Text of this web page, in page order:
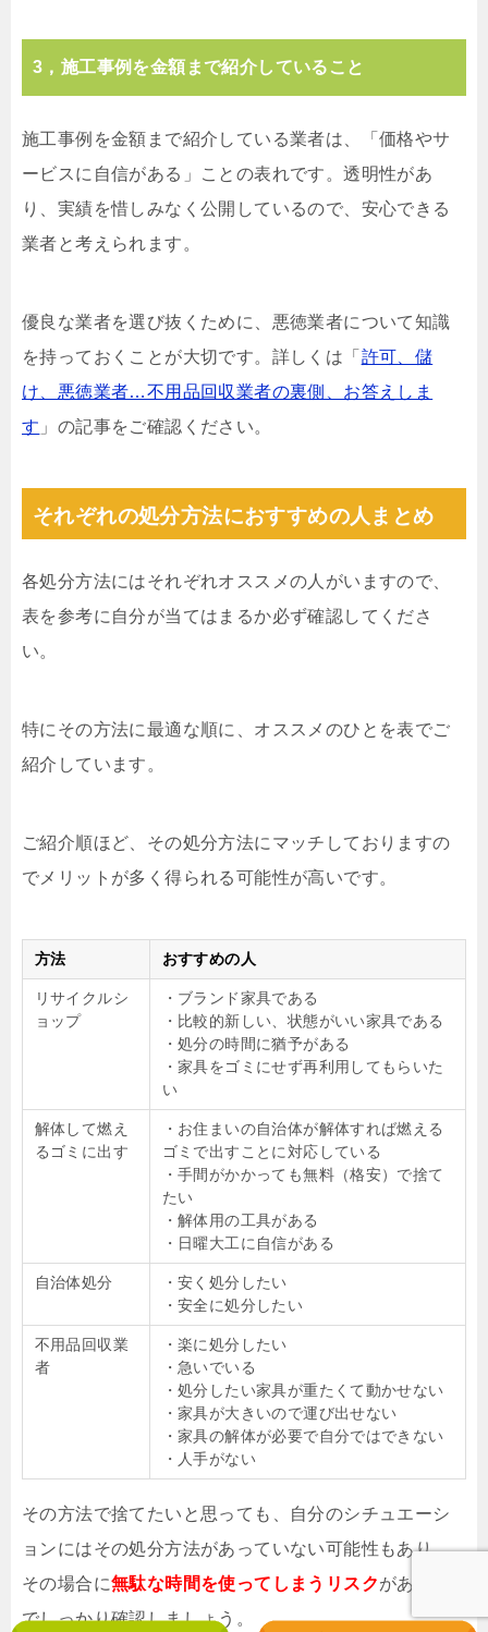
3，施工事例を金額まで紹介していること
施工事例を金額まで紹介している業者は、「価格やサ
ービスに自信がある」ことの表れです。透明性があ
り、実績を惜しみなく公開しているので、安心できる
業者と考えられます。
優良な業者を選び抜くために、悪徳業者について知識
を持っておくことが大切です。詳しくは「 許可、儲
け、悪徳業者…不用品回収業者の裏側、お答えしま
す 」の記事をご確認ください。
それぞれの処分方法におすすめの人まとめ
各処分方法にはそれぞれオススメの人がいますので、
表を参考に自分が当てはまるか必ず確認してくださ
い。
特にその方法に最適な順に、オススメのひとを表でご
紹介しています。
ご紹介順ほど、その処分方法にマッチしておりますの
でメリットが多く得られる可能性が高いです。
方法 おすすめの人
リサイクルシ
ョップ
・ブランド家具である
・比較的新しい、状態がいい家具である
・処分の時間に猶予がある
・家具をゴミにせず再利用してもらいた
い
解体して燃え
るゴミに出す
・お住まいの自治体が解体すれば燃える
ゴミで出すことに対応している
・手間がかかっても無料（格安）で捨て
たい
・解体用の工具がある
・日曜大工に自信がある
自治体処分
・安く処分したい
・安全に処分したい
不用品回収業
者
・楽に処分したい
・急いでいる
・処分したい家具が重たくて動かせない
・家具が大きいので運び出せない
・家具の解体が必要で自分ではできない
・人手がない
その方法で捨てたいと思っても、自分のシチュエーシ
ョンにはその処分方法があっていない可能性もあり、
その場合に無駄な時間を使ってしまうリスクがあるの
でしっかり確認しましょう。